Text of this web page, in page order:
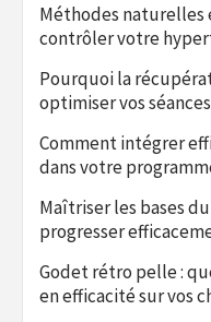
Méthodes
contrôler votre
Pourquoi la
optimiser vos
Comment intégrer
dans votre
Maîtriser les bases
progresser
Godet rétro pelle :
en efficacité sur vos